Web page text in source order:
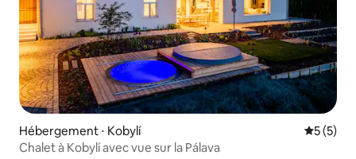
Hébergement ⋅ Kobylí
5 (5)
Chalet à Kobylí avec vue sur la Pálava